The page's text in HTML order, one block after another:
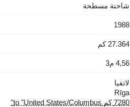
شاحنة مسطحة
1988
27.364 كم
4,56 م3
لاتفيا
Rīga
7280 كم to "United States/Columbus"